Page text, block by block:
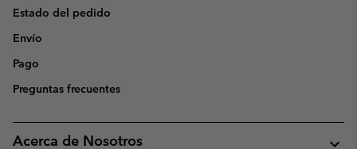
Estado del pedido
Envío
Pago
Preguntas frecuentes
Acerca de Nosotros